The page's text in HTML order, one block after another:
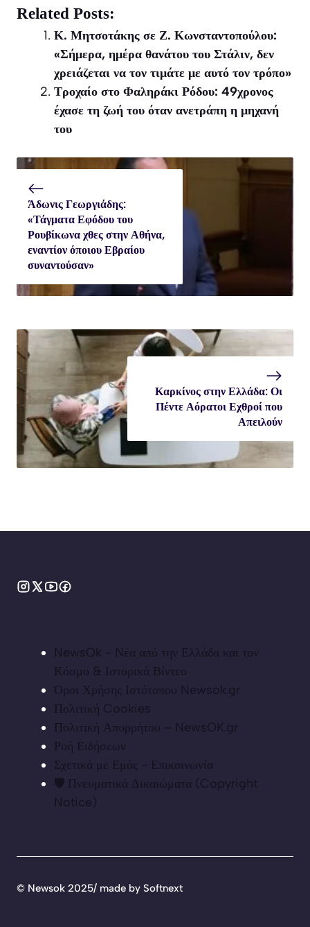
X
(Twitter)
Facebook
WhatsApp
Related Posts:
Κ. Μητσοτάκης σε Ζ. Κωνσταντοπούλου:
«Σήμερα, ημέρα θανάτου του Στάλιν, δεν
χρειάζεται να τον τιμάτε με αυτό τον τρόπο»
Τροχαίο στο Φαληράκι Ρόδου: 49χρονος
έχασε τη ζωή του όταν ανετράπη η μηχανή
του
Άδωνις Γεωργιάδης:
«Τάγματα Εφόδου του
Ρουβίκωνα χθες στην Αθήνα,
εναντίον όποιου Εβραίου
συναντούσαν»
Καρκίνος στην Ελλάδα: Οι
Πέντε Αόρατοι Εχθροί που
Απειλούν
NewsOk - Νέα από την Ελλάδα και τον
Κόσμο & Ιστορικά Βίντεο
Όροι Χρήσης Ιστότοπου Newsok.gr
Πολιτική Cookies
Πολιτική Απορρήτου – NewsOK.gr
Ροή Ειδήσεων
Σχετικά με Εμάς - Επικοινωνία
🛡️ Πνευματικά Δικαιώματα (Copyright
Notice)
© Newsok 2025/ made by Softnext